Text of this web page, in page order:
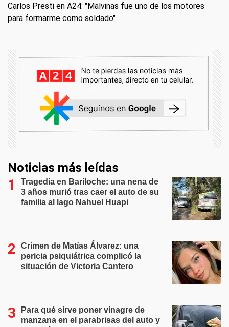
Carlos Presti en A24: "Malvinas fue uno de los motores
para formarme como soldado"
Noticias más leídas
Tragedia en Bariloche: una nena de
3 años murió tras caer el auto de su
familia al lago Nahuel Huapi
Crimen de Matías Álvarez: una
pericia psiquiátrica complicó la
situación de Victoria Cantero
Para qué sirve poner vinagre de
manzana en el parabrisas del auto y